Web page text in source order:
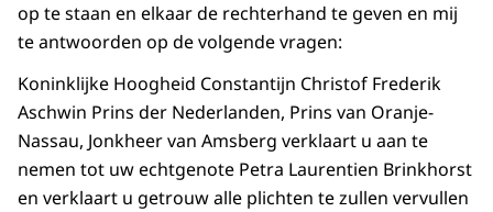
op te staan en elkaar de rechterhand te geven en mij
te antwoorden op de volgende vragen:
Koninklijke Hoogheid Constantijn Christof Frederik
Aschwin Prins der Nederlanden, Prins van Oranje-
Nassau, Jonkheer van Amsberg verklaart u aan te
nemen tot uw echtgenote Petra Laurentien Brinkhorst
en verklaart u getrouw alle plichten te zullen vervullen